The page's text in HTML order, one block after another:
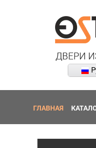
ГЛАВНАЯ